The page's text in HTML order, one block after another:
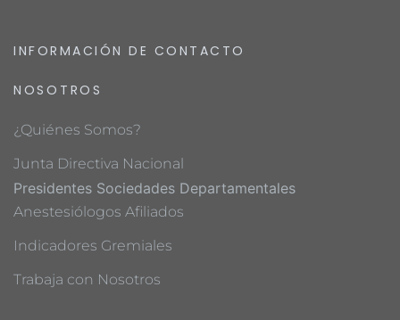
INFORMACIÓN DE CONTACTO
NOSOTROS
¿Quiénes Somos?
Junta Directiva Nacional
Presidentes Sociedades Departamentales
Anestesiólogos Afiliados
Indicadores Gremiales
Trabaja con Nosotros